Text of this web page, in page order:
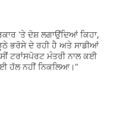
'ਤੇ ਦੋਸ਼ ਲਗਾਉਂਦਿਆਂ ਕਿਹਾ,
ਭਰੋਸੇ ਦੇ ਰਹੀ ਹੈ ਅਤੇ ਸਾਡੀਆਂ
ਟਰਾਂਸਪੋਰਟ ਮੰਤਰੀ ਨਾਲ ਕਈ
ਹੱਲ ਨਹੀਂ ਨਿਕਲਿਆ।"